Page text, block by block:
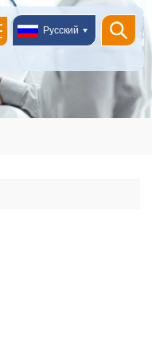
Русский